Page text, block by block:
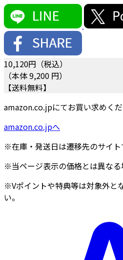
10,120円（税込）
（本体 9,200 円）
【送料無料】
amazon.co.jpにてお買い求めく
amazon.co.jpへ
※在庫・発送日は遷移先のサイト
※当ページ表示の価格とは異なる
※Vポイントや特典等は対象外と
い。